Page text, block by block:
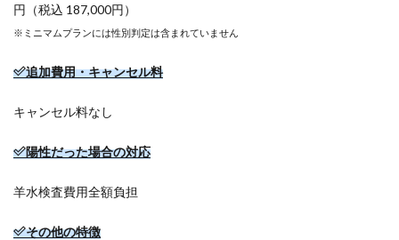
円（税込 187,000円）
※ミニマムプランには性別判定は含まれていません
追加費用・キャンセル料
キャンセル料なし
陽性だった場合の対応
羊水検査費用全額負担
その他の特徴